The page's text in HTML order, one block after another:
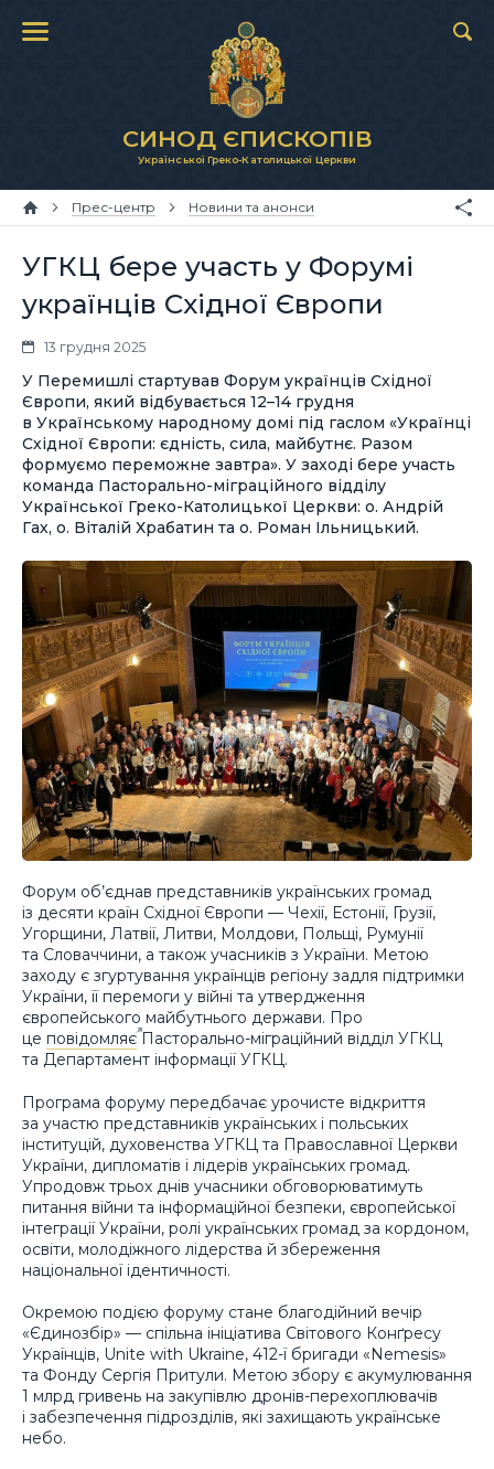
СИНОД ЄПИСКОПІВ
Української Греко-Католицької Церкви
Прес-центр Новини та анонси
УГКЦ бере участь у Форумі
українців Східної Європи
13 грудня 2025
У Перемишлі стартував Форум українців Східної
Європи, який відбувається 12–14 грудня
в Українському народному домі під гаслом «Українці
Східної Європи: єдність, сила, майбутнє. Разом
формуємо переможне завтра». У заході бере участь
команда Пасторально-міграційного відділу
Української Греко-Католицької Церкви: о. Андрій
Гах, о. Віталій Храбатин та о. Роман Ільницький.
Форум об’єднав представників українських громад
із десяти країн Східної Європи — Чехії, Естонії, Грузії,
Угорщини, Латвії, Литви, Молдови, Польщі, Румунії
та Словаччини, а також учасників з України. Метою
заходу є згуртування українців регіону задля підтримки
України, її перемоги у війні та утвердження
європейського майбутнього держави. Про
це повідомляєПасторально-міграційний відділ УГКЦ
та Департамент інформації УГКЦ.
Програма форуму передбачає урочисте відкриття
за участю представників українських і польських
інституцій, духовенства УГКЦ та Православної Церкви
України, дипломатів і лідерів українських громад.
Упродовж трьох днів учасники обговорюватимуть
питання війни та інформаційної безпеки, європейської
інтеграції України, ролі українських громад за кордоном,
освіти, молодіжного лідерства й збереження
національної ідентичності.
Окремою подією форуму стане благодійний вечір
«Єдинозбір» — спільна ініціатива Світового Конґресу
Українців, Unite with Ukraine, 412-ї бригади «Nemesis»
та Фонду Сергія Притули. Метою збору є акумулювання
1 млрд гривень на закупівлю дронів-перехоплювачів
і забезпечення підрозділів, які захищають українське
небо.